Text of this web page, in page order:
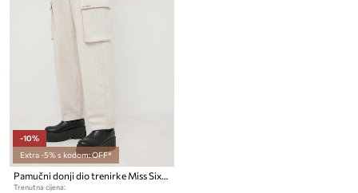
-10%
Extra -5% s kodom: OFF*
Pamučni donji dio trenirke Miss Sixty
Trenutna cijena: